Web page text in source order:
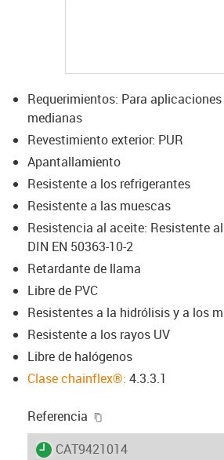
Requerimientos: Para
medianas
Revestimiento exterior: PUR
Apantallamiento
Resistente a los refrigerantes
Resistente a las muescas
Resistencia al aceite: Resistente
DIN EN 50363-10-2
Retardante de llama
Libre de PVC
Resistentes a la hidrólisis y a los
Resistente a los rayos UV
Libre de halógenos
Clase chainflex®: 4.3.3.1
Referencia
igus-icon-lieferzeit
CAT9421014